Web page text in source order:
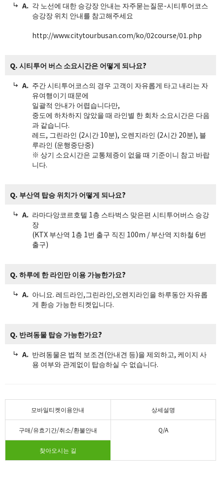
각 노선에 대한 승강장 안내는 자주묻는질문-시티투어코스
승강장 위치 안내를 참고해주세요
http://www.citytourbusan.com/ko/02course/01.php
Q. 시티투어 버스 소요시간은 어떻게 되나요?
주간 시티투어코스의 경우 고객이 자유롭게 타고 내리는 자
유여행이기 때문에
일괄적 안내가 어렵습니다만,
중도에 하차하지 않았을 때 라인별 한 회차 소요시간은 다음
과 같습니다.
레드, 그린라인 (2시간 10분), 오렌지라인 (2시간 20분), 블
루라인 (운행중단중)
※ 상기 소요시간은 교통체증이 없을 때 기준이니 참고 바랍
니다.
Q. 부산역 탑승 위치가 어떻게 되나요?
라마다앙코르호텔 1층 스타벅스 맞은편 시티투어버스 승강
장
(KTX 부산역 1층 1번 출구 직진 100m / 부산역 지하철 6번
출구)
Q. 하루에 한 라인만 이용 가능한가요?
아니요. 레드라인,그린라인,오렌지라인을 하루동안 자유롭
게 환승 가능한 티켓입니다.
Q. 반려동물 탑승 가능한가요?
반려동물은 법적 보조견(안내견 등)을 제외하고, 케이지 사
용 여부와 관계없이 탑승하실 수 없습니다.
모바일티켓이용안내 상세설명
구매/유효기간/취소/환불안내 Q/A
찾아오시는 길